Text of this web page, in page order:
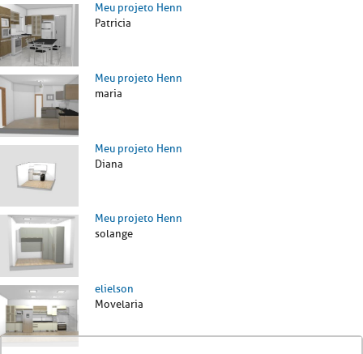
Meu projeto Henn
Patricia
Meu projeto Henn
maria
Meu projeto Henn
Diana
Meu projeto Henn
solange
elielson
Movelaria